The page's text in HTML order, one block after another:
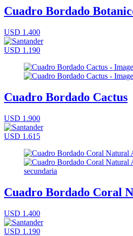
Cuadro Bordado
USD 1.400
USD 1.190
Cuadro Bordado Cactus
USD 1.900
USD 1.615
Cuadro Bordado Coral
USD 1.400
USD 1.190